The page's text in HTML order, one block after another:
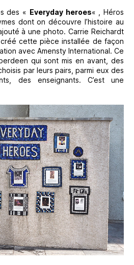
des « Everyday heroes« , Héros
dont on découvre l’histoire au
à une photo. Carrie Reichardt
cette pièce installée de façon
avec Amensty International. Ce
qui sont mis en avant, des
par leurs pairs, parmi eux des
des enseignants. C’est une